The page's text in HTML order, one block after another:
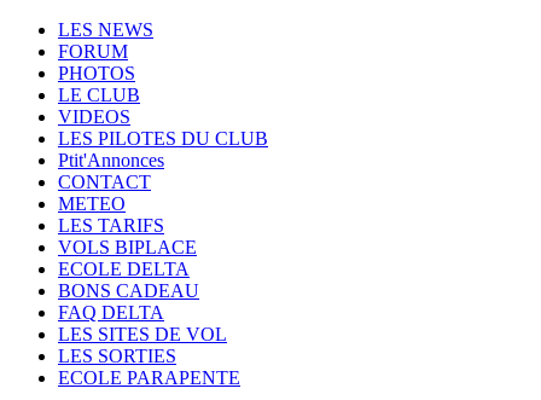
LES NEWS
FORUM
PHOTOS
LE CLUB
VIDEOS
LES PILOTES DU CLUB
Ptit'Annonces
CONTACT
METEO
LES TARIFS
VOLS BIPLACE
ECOLE DELTA
BONS CADEAU
FAQ DELTA
LES SITES DE VOL
LES SORTIES
ECOLE PARAPENTE